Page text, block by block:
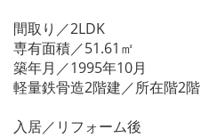
間取り／2LDK
専有面積／51.61㎡
築年月／1995年10月
軽量鉄骨造2階建／所在階2階
入居／リフォーム後